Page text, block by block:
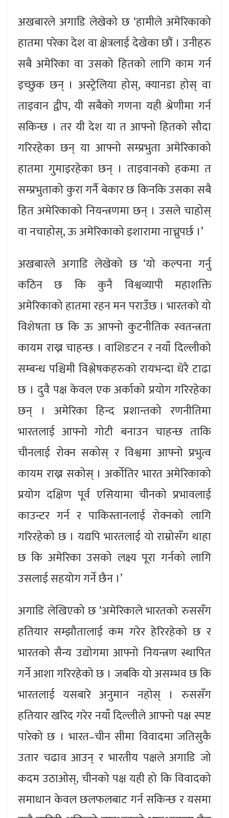
अखबारले अगाडि लेखेको छ ‘हामीले अमेरिकाको
हातमा परेका देश वा क्षेत्रलाई देखेका छौं । उनीहरु
सबै अमेरिका वा उसको हितको लागि काम गर्न
इच्छुक छन् । अस्ट्रेलिया होस्, क्यानडा होस् वा
ताइवान द्वीप, यी सबैको गणना यही श्रेणीमा गर्न
सकिन्छ । तर यी देश या त आफ्नो हितको सौदा
गरिरहेका छन् या आफ्नो सम्प्रभुता अमेरिकाको
हातमा गुमाइरहेका छन् । ताइवानको हकमा त
सम्प्रभुताको कुरा गर्नै बेकार छ किनकि उसका सबै
हित अमेरिकाको नियन्त्रणमा छन् । उसले चाहोस्
वा नचाहोस्, ऊ अमेरिकाको इशारामा नाच्नुपर्छ ।’
अखबारले अगाडि लेखेको छ ‘यो कल्पना गर्नु
कठिन छ कि कुनै विश्वव्यापी महाशक्ति
अमेरिकाको हातमा रहन मन पराउँछ । भारतको यो
विशेषता छ कि ऊ आफ्नो कुटनीतिक स्वतन्त्रता
कायम राख्न चाहन्छ । वाशिङटन र नयाँ दिल्लीको
सम्बन्ध पश्चिमी विश्लेषकहरुको रायभन्दा धेरै टाढा
छ । दुवै पक्ष केवल एक अर्काको प्रयोग गरिरहेका
छन् । अमेरिका हिन्द प्रशान्तको रणनीतिमा
भारतलाई आफ्नो गोटी बनाउन चाहन्छ ताकि
चीनलाई रोक्न सकोस् र विश्वमा आफ्नो प्रभुत्व
कायम राख्न सकोस् । अर्कोतिर भारत अमेरिकाको
प्रयोग दक्षिण पूर्व एसियामा चीनको प्रभावलाई
काउन्टर गर्न र पाकिस्तानलाई रोक्नको लागि
गरिरहेको छ । यद्यपि भारतलाई यो राम्रोसँग थाहा
छ कि अमेरिका उसको लक्ष्य पूरा गर्नको लागि
उसलाई सहयोग गर्ने छैन ।’
अगाडि लेखिएको छ ‘अमेरिकाले भारतको रुससँग
हतियार सम्झौतालाई कम गरेर हेरिरहेको छ र
भारतको सैन्य उद्योगमा आफ्नो नियन्त्रण स्थापित
गर्ने आशा गरिरहेको छ । जबकि यो असम्भव छ कि
भारतलाई यसबारे अनुमान नहोस् । रुससँग
हतियार खरिद गरेर नयाँ दिल्लीले आफ्नो पक्ष स्पष्ट
पारेको छ । भारत–चीन सीमा विवादमा जतिसुकै
उतार चढाव आउन् र भारतीय पक्षले अगाडि जो
कदम उठाओस्, चीनको पक्ष यही हो कि विवादको
समाधान केवल छलफलबाट गर्न सकिन्छ र यसमा